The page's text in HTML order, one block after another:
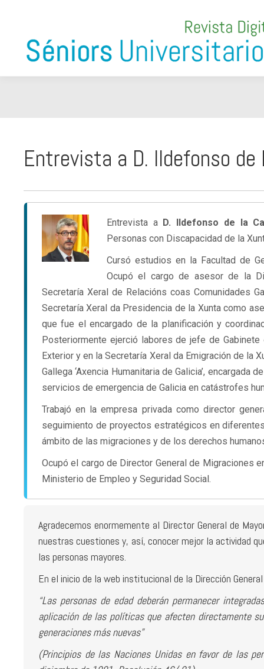
Entrevista a D. Ildefonso
Entrevista aD. Ildefonso de la
Personas con Discapacidad de la
Cursó estudios en la Facultad de
Ocupó el cargo de asesor de la
Secretaría Xeral de Relacións coas Comunidades
Secretaría Xeral da Presidencia de la Xunta como
que fue el encargado de la planificación y
Posteriormente ejerció labores de jefe de
Exterior y en la Secretaría Xeral da Emigración de la
Gallega ‘Axencia Humanitaria de Galicia’,
servicios de emergencia de Galicia en catástrofes
Trabajó en la empresa privada como director
seguimiento de proyectos estratégicos en
ámbito de las migraciones y de los derechos
Ocupó el cargo de Director General de Migraciones
Ministerio de Empleo y Seguridad Social.
Agradecemos enormemente al Director General de
nuestras cuestiones y, así, conocer mejor la actividad
las personas mayores.
En el inicio de la web institucional de la Dirección
“Las personas de edad deberán permanecer
aplicación de las políticas que afecten directamente
generaciones más nuevas”
(Principios de las Naciones Unidas en favor de las